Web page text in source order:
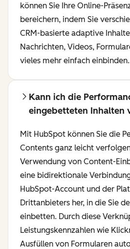
können Sie Ihre Online-
bereichern, indem Sie
CRM-basierte adaptive
Nachrichten, Videos,
vieles mehr einfach einbinden.
Kann ich die
eingebetteten Inhalten
Mit HubSpot können Sie die
Contents ganz leicht
Verwendung von Content-
eine bidirektionale
HubSpot-Account und der
Drittanbieters her, in die Sie
einbetten. Durch diese
Leistungskennzahlen wie
Ausfüllen von Formularen